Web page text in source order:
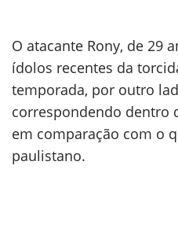
O atacante Rony, de 29
ídolos recentes da
temporada, por outro
correspondendo dentro
em comparação com o
paulistano.